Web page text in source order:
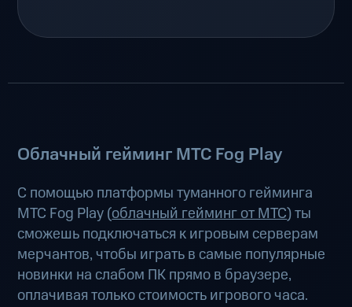
Облачный гейминг МТС Fog Play
С помощью платформы туманного гейминга
МТС Fog Play (облачный гейминг от МТС) ты
сможешь подключаться к игровым серверам
мерчантов, чтобы играть в самые популярные
новинки на слабом ПК прямо в браузере,
оплачивая только стоимость игрового часа.